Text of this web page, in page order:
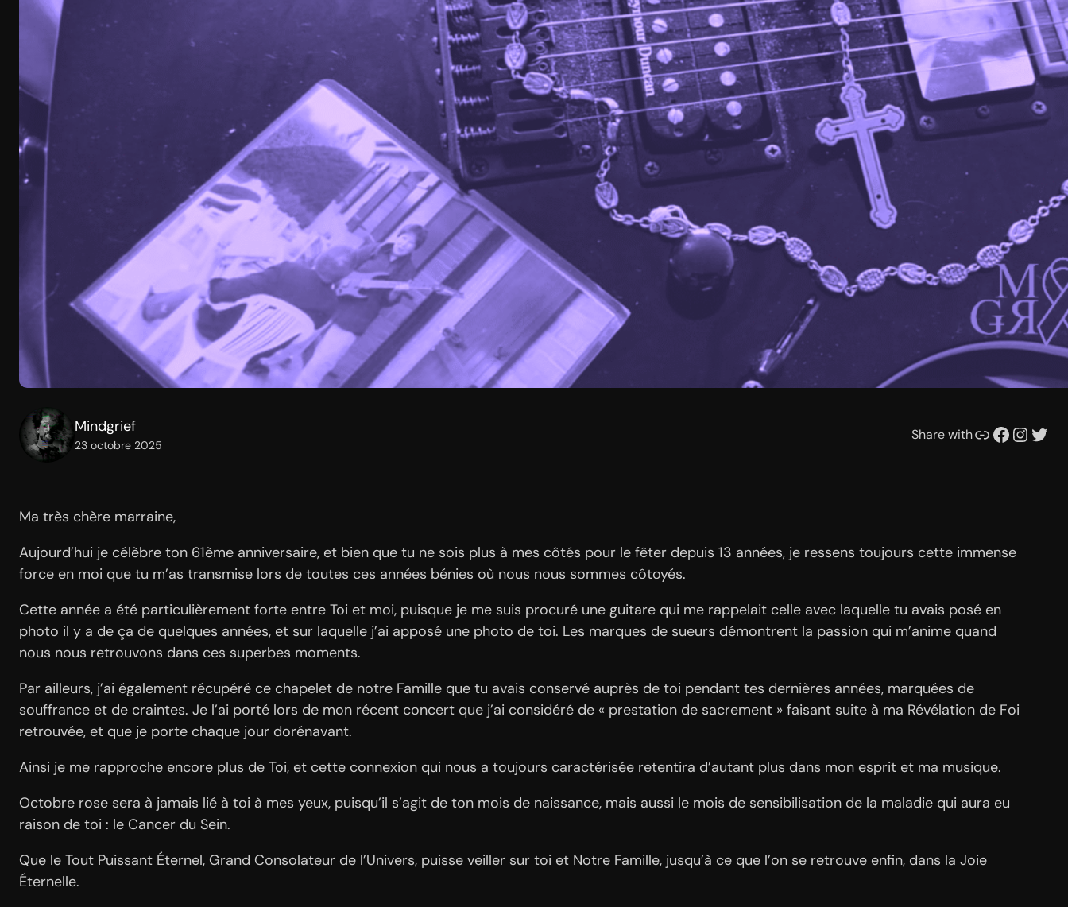
Mindgrief
23 octobre 2025
Share withLien Facebook Instagram Twitter
Ma très chère marraine,
Aujourd’hui je célèbre ton 61ème anniversaire, et bien que tu ne sois plus à mes côtés pour le fêter depuis 13 années, je ressens toujours cette immense
force en moi que tu m’as transmise lors de toutes ces années bénies où nous nous sommes côtoyés.
Cette année a été particulièrement forte entre Toi et moi, puisque je me suis procuré une guitare qui me rappelait celle avec laquelle tu avais posé en
photo il y a de ça de quelques années, et sur laquelle j’ai apposé une photo de toi. Les marques de sueurs démontrent la passion qui m’anime quand
nous nous retrouvons dans ces superbes moments.
Par ailleurs, j’ai également récupéré ce chapelet de notre Famille que tu avais conservé auprès de toi pendant tes dernières années, marquées de
souffrance et de craintes. Je l’ai porté lors de mon récent concert que j’ai considéré de « prestation de sacrement » faisant suite à ma Révélation de Foi
retrouvée, et que je porte chaque jour dorénavant.
Ainsi je me rapproche encore plus de Toi, et cette connexion qui nous a toujours caractérisée retentira d’autant plus dans mon esprit et ma musique.
Octobre rose sera à jamais lié à toi à mes yeux, puisqu’il s’agit de ton mois de naissance, mais aussi le mois de sensibilisation de la maladie qui aura eu
raison de toi : le Cancer du Sein.
Que le Tout Puissant Éternel, Grand Consolateur de l’Univers, puisse veiller sur toi et Notre Famille, jusqu’à ce que l’on se retrouve enfin, dans la Joie
Éternelle.